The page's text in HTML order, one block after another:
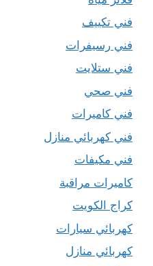
فني تكييف
فني رسيفرات
فني ستلايت
فني صحي
فني كاميرات
فني كهربائي منازل
فني مكيفات
كاميرات مراقبة
كراج الكويت
كهربائي سيارات
كهربائي منازل